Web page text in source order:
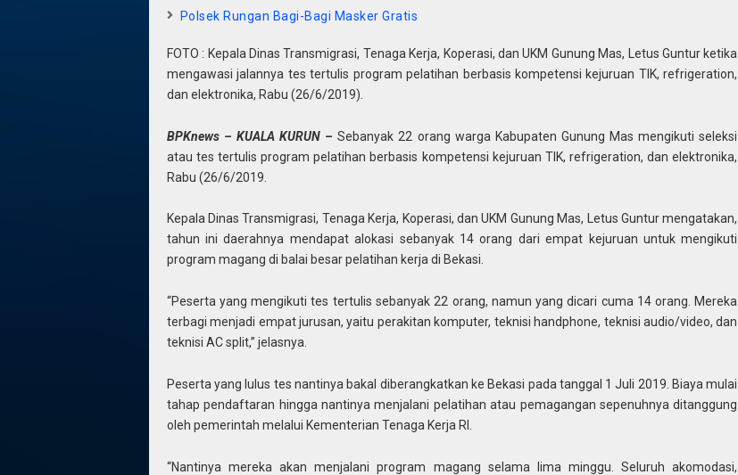
Polsek Rungan Bagi-Bagi Masker Gratis
FOTO : Kepala Dinas Transmigrasi, Tenaga Kerja, Koperasi, dan UKM Gunung Mas, Letus Guntur ketika
mengawasi jalannya tes tertulis program pelatihan berbasis kompetensi kejuruan TIK, refrigeration,
dan elektronika, Rabu (26/6/2019).
BPKnews – KUALA KURUN – Sebanyak 22 orang warga Kabupaten Gunung Mas mengikuti seleksi
atau tes tertulis program pelatihan berbasis kompetensi kejuruan TIK, refrigeration, dan elektronika,
Rabu (26/6/2019.
Kepala Dinas Transmigrasi, Tenaga Kerja, Koperasi, dan UKM Gunung Mas, Letus Guntur mengatakan,
tahun ini daerahnya mendapat alokasi sebanyak 14 orang dari empat kejuruan untuk mengikuti
program magang di balai besar pelatihan kerja di Bekasi.
“Peserta yang mengikuti tes tertulis sebanyak 22 orang, namun yang dicari cuma 14 orang. Mereka
terbagi menjadi empat jurusan, yaitu perakitan komputer, teknisi handphone, teknisi audio/video, dan
teknisi AC split,” jelasnya.
Peserta yang lulus tes nantinya bakal diberangkatkan ke Bekasi pada tanggal 1 Juli 2019. Biaya mulai
tahap pendaftaran hingga nantinya menjalani pelatihan atau pemagangan sepenuhnya ditanggung
oleh pemerintah melalui Kementerian Tenaga Kerja RI.
“Nantinya mereka akan menjalani program magang selama lima minggu. Seluruh akomodasi,